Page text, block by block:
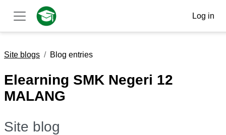
Skip to main content
Side panel
Log in
Site blogs Blog entries
Elearning SMK Negeri 12
MALANG
Site blog